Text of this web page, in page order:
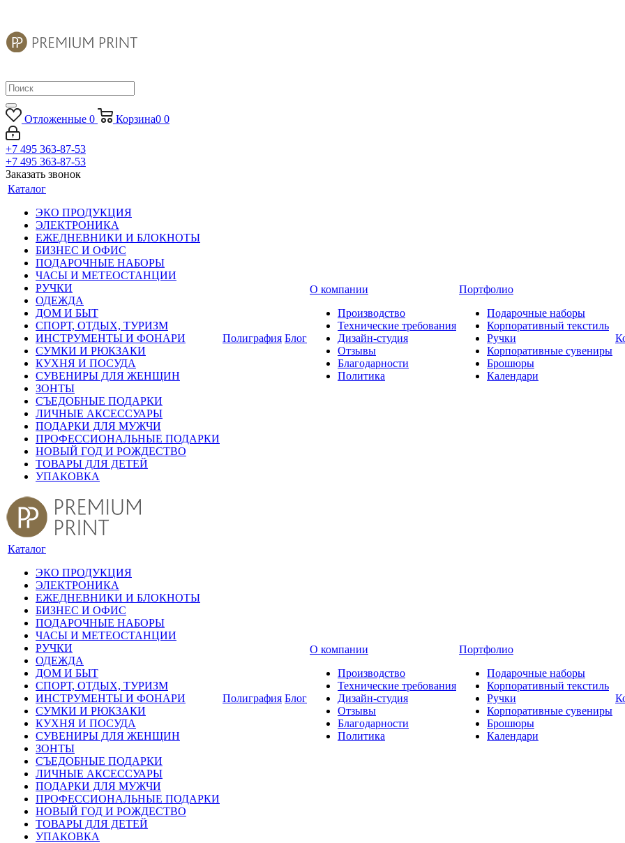
Отложенные 0 Корзина0 0
+7 495 363-87-53
+7 495 363-87-53
Заказать звонок
Каталог
ЭКО ПРОДУКЦИЯ
ЭЛЕКТРОНИКА
ЕЖЕДНЕВНИКИ И БЛОКНОТЫ
БИЗНЕС И ОФИС
ПОДАРОЧНЫЕ НАБОРЫ
ЧАСЫ И МЕТЕОСТАНЦИИ
РУЧКИ
ОДЕЖДА
ДОМ И БЫТ
СПОРТ, ОТДЫХ, ТУРИЗМ
ИНСТРУМЕНТЫ И ФОНАРИ
СУМКИ И РЮКЗАКИ
КУХНЯ И ПОСУДА
СУВЕНИРЫ ДЛЯ ЖЕНЩИН
ЗОНТЫ
СЪЕДОБНЫЕ ПОДАРКИ
ЛИЧНЫЕ АКСЕССУАРЫ
ПОДАРКИ ДЛЯ МУЖЧИ
ПРОФЕССИОНАЛЬНЫЕ ПОДАРКИ
НОВЫЙ ГОД И РОЖДЕСТВО
ТОВАРЫ ДЛЯ ДЕТЕЙ
УПАКОВКА
Полиграфия Блог
О компании
Производство
Технические требования
Дизайн-студия
Отзывы
Благодарности
Политика
Портфолио
Подарочные наборы
Корпоративный текстиль
Ручки
Корпоративные сувениры
Брошюры
Календари
Каталог
ЭКО ПРОДУКЦИЯ
ЭЛЕКТРОНИКА
ЕЖЕДНЕВНИКИ И БЛОКНОТЫ
БИЗНЕС И ОФИС
ПОДАРОЧНЫЕ НАБОРЫ
ЧАСЫ И МЕТЕОСТАНЦИИ
РУЧКИ
ОДЕЖДА
ДОМ И БЫТ
СПОРТ, ОТДЫХ, ТУРИЗМ
ИНСТРУМЕНТЫ И ФОНАРИ
СУМКИ И РЮКЗАКИ
КУХНЯ И ПОСУДА
СУВЕНИРЫ ДЛЯ ЖЕНЩИН
ЗОНТЫ
СЪЕДОБНЫЕ ПОДАРКИ
ЛИЧНЫЕ АКСЕССУАРЫ
ПОДАРКИ ДЛЯ МУЖЧИ
ПРОФЕССИОНАЛЬНЫЕ ПОДАРКИ
НОВЫЙ ГОД И РОЖДЕСТВО
ТОВАРЫ ДЛЯ ДЕТЕЙ
УПАКОВКА
Полиграфия Блог
О компании
Производство
Технические требования
Дизайн-студия
Отзывы
Благодарности
Политика
Портфолио
Подарочные наборы
Корпоративный текстиль
Ручки
Корпоративные сувениры
Брошюры
Календари